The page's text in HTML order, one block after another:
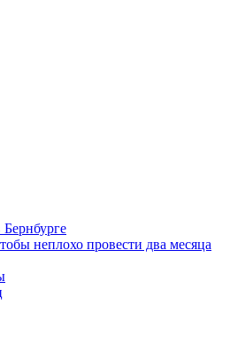
неплохо провести два месяца